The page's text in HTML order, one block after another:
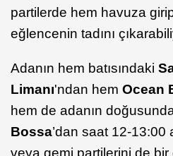
partilerde hem havuza
eğlencenin tadını
Adanın hem batısındaki
Limanı'ndan hem Ocean
hem de adanın
Bossa’dan saat 12-13:00
veya gemi partilerini de bir